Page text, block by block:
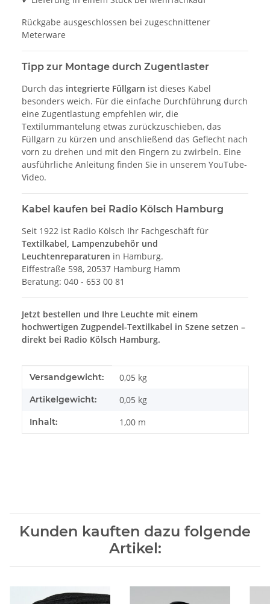
Rückgabe ausgeschlossen bei zugeschnittener
Meterware
Tipp zur Montage durch Zugentlaster
Durch das integrierte Füllgarn ist dieses Kabel
besonders weich. Für die einfache Durchführung durch
eine Zugentlastung empfehlen wir, die
Textilummantelung etwas zurückzuschieben, das
Füllgarn zu kürzen und anschließend das Geflecht nach
vorn zu drehen und mit den Fingern zu zwirbeln. Eine
ausführliche Anleitung finden Sie in unserem YouTube-
Video.
Kabel kaufen bei Radio Kölsch Hamburg
Seit 1922 ist Radio Kölsch Ihr Fachgeschäft für
Textilkabel, Lampenzubehör und
Leuchtenreparaturen in Hamburg.
Eiffestraße 598, 20537 Hamburg Hamm
Beratung: 040 - 653 00 81
Jetzt bestellen und Ihre Leuchte mit einem
hochwertigen Zugpendel-Textilkabel in Szene setzen –
direkt bei Radio Kölsch Hamburg.
Produkteigenschaft
Wert
Versandgewicht: 0,05 kg
Artikelgewicht: 0,05 kg
Inhalt: 1,00 m
Kunden kauften dazu folgende
Artikel: